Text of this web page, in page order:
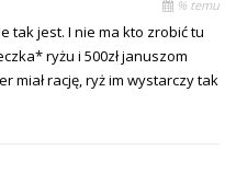
% temu
tak jest. I nie ma kto zrobić tu
ryżu i 500zł januszom
miał rację, ryż im wystarczy tak